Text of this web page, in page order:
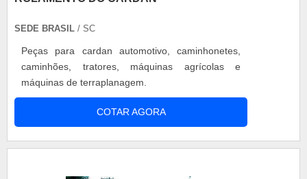
SEDE BRASIL / SC
Peças para cardan automotivo, caminhonetes,
caminhões, tratores, máquinas agrícolas e
máquinas de terraplanagem.
COTAR AGORA